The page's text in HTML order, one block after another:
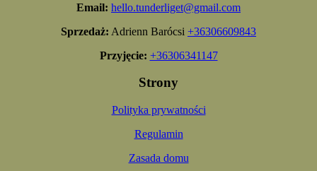
Email: hello.tunderliget@gmail.com
Sprzedaż: Adrienn Barócsi +36306609843
Przyjęcie: +36306341147
Strony
Polityka prywatności
Regulamin
Zasada domu